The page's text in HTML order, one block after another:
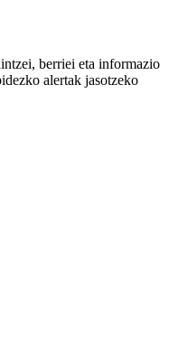
berriei eta informazio
alertak jasotzeko